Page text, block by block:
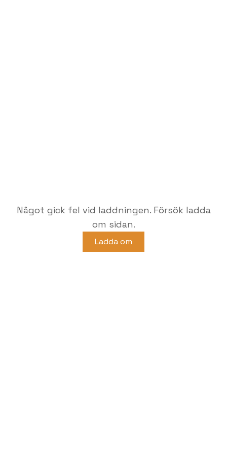
Något gick fel vid laddningen. Försök ladda
om sidan.
Ladda om